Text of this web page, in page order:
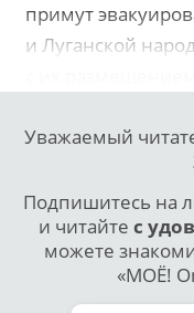
примут
и Луганской
Уважаемый
Подпишитесь на
и читайте с
можете
«МОЁ!